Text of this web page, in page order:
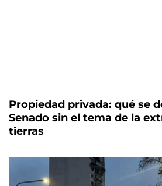
Propiedad privada: qué se
Senado sin el tema de la
tierras